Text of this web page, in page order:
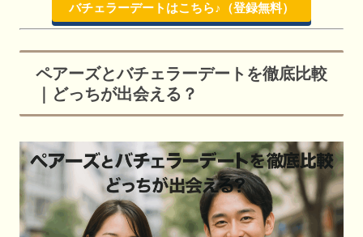
バチェラーデートはこちら♪（登録無料）
ペアーズとバチェラーデートを徹底比較
｜どっちが出会える？